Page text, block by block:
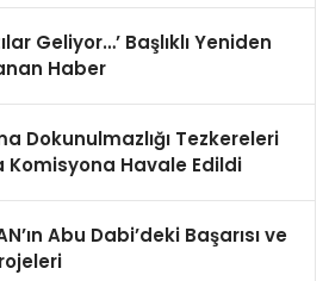
Geliyor…’ Başlıklı Yeniden
Haber
Dokunulmazlığı Tezkereleri
Komisyona Havale Edildi
Abu Dabi’deki Başarısı ve